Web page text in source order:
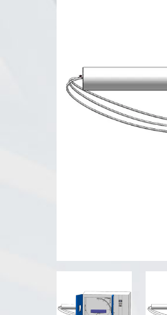
Chambre d'essai de pluie
Chambre de plain-pied